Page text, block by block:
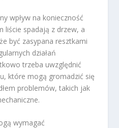
wpływ na konieczność
liście spadają z drzew, a
być zasypana resztkami
działań
trzeba uwzględnić
które mogą gromadzić się
problemów, takich jak
wymagać